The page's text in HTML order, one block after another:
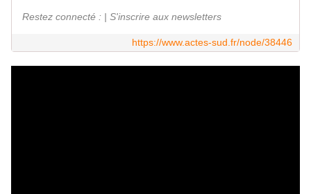
Restez connecté : | S'inscrire aux newsletters
https://www.actes-sud.fr/node/38446